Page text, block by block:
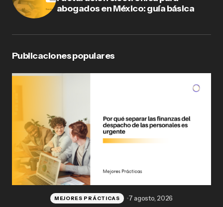
abogados en México: guía básica
Publicaciones populares
MEJORES PRÁCTICAS 7 agosto, 2026